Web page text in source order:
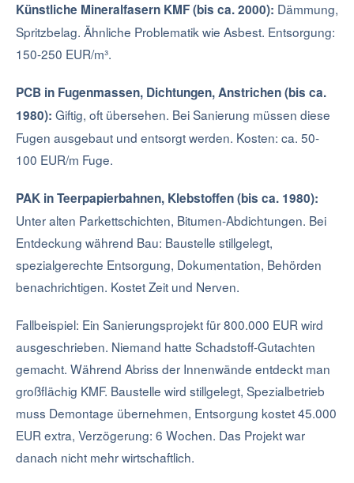
Künstliche Mineralfasern KMF (bis ca. 2000): Dämmung,
Spritzbelag. Ähnliche Problematik wie Asbest. Entsorgung:
150-250 EUR/m³.
PCB in Fugenmassen, Dichtungen, Anstrichen (bis ca.
1980): Giftig, oft übersehen. Bei Sanierung müssen diese
Fugen ausgebaut und entsorgt werden. Kosten: ca. 50-
100 EUR/m Fuge.
PAK in Teerpapierbahnen, Klebstoffen (bis ca. 1980):
Unter alten Parkettschichten, Bitumen-Abdichtungen. Bei
Entdeckung während Bau: Baustelle stillgelegt,
spezialgerechte Entsorgung, Dokumentation, Behörden
benachrichtigen. Kostet Zeit und Nerven.
Fallbeispiel: Ein Sanierungsprojekt für 800.000 EUR wird
ausgeschrieben. Niemand hatte Schadstoff-Gutachten
gemacht. Während Abriss der Innenwände entdeckt man
großflächig KMF. Baustelle wird stillgelegt, Spezialbetrieb
muss Demontage übernehmen, Entsorgung kostet 45.000
EUR extra, Verzögerung: 6 Wochen. Das Projekt war
danach nicht mehr wirtschaftlich.